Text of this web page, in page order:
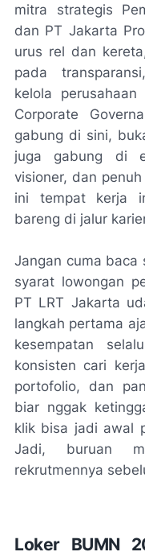
mitra strategis
dan PT Jakarta
urus rel dan
pada
kelola
Corporate
gabung di sini,
juga gabung di
visioner, dan
ini tempat kerja
bareng di jalur
Jangan cuma baca
syarat lowongan
PT LRT Jakarta
langkah pertama
kesempatan
konsisten cari
portofolio, dan
biar nggak
klik bisa jadi awal
Jadi, buruan
rekrutmennya
Loker BUMN